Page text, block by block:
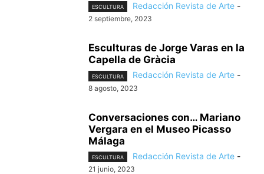
ESCULTURA Redacción Revista de Arte -
2 septiembre, 2023
Esculturas de Jorge Varas en la
Capella de Gràcia
ESCULTURA Redacción Revista de Arte -
8 agosto, 2023
Conversaciones con… Mariano
Vergara en el Museo Picasso
Málaga
ESCULTURA Redacción Revista de Arte -
21 junio, 2023